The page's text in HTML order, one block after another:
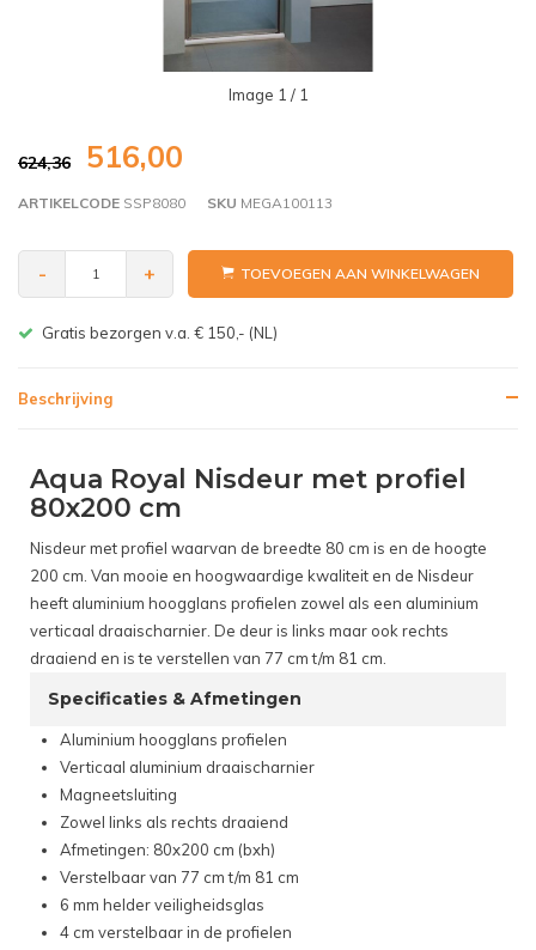
Image 1 / 1
624,36 516,00
ARTIKELCODE SSP8080 SKU MEGA100113
- + TOEVOEGEN AAN WINKELWAGEN
Gratis bezorgen v.a. € 150,- (NL)
Beschrijving
Aqua Royal Nisdeur met profiel
80x200 cm
Nisdeur met profiel waarvan de breedte 80 cm is en de hoogte
200 cm. Van mooie en hoogwaardige kwaliteit en de Nisdeur
heeft aluminium hoogglans profielen zowel als een aluminium
verticaal draaischarnier. De deur is links maar ook rechts
draaiend en is te verstellen van 77 cm t/m 81 cm.
Specificaties & Afmetingen
Aluminium hoogglans profielen
Verticaal aluminium draaischarnier
Magneetsluiting
Zowel links als rechts draaiend
Afmetingen: 80x200 cm (bxh)
Verstelbaar van 77 cm t/m 81 cm
6 mm helder veiligheidsglas
4 cm verstelbaar in de profielen